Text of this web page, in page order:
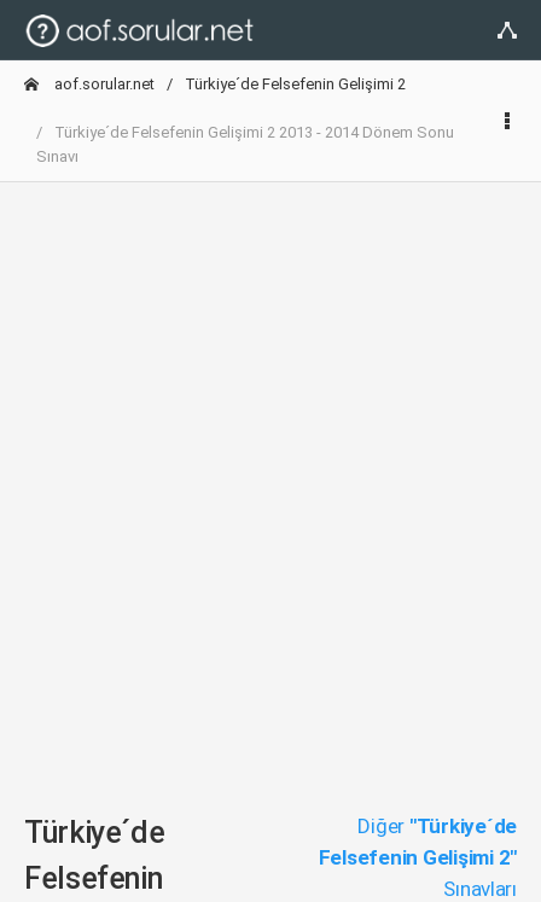
aof.sorular.net Türkiye´de Felsefenin Gelişimi 2
Türkiye´de Felsefenin Gelişimi 2 2013 - 2014 Dönem Sonu
Sınavı
Türkiye´de
Felsefenin
Diğer "Türkiye´de
Felsefenin Gelişimi 2"
Sınavları